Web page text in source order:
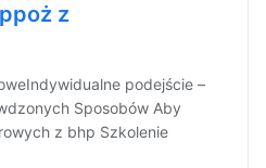
z
podejście –
Sposobów Aby
z bhp Szkolenie